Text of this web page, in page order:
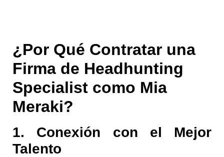
¿Por Qué Contratar una
Firma de Headhunting
Specialist como Mia
Meraki?
1. Conexión con el Mejor
Talento